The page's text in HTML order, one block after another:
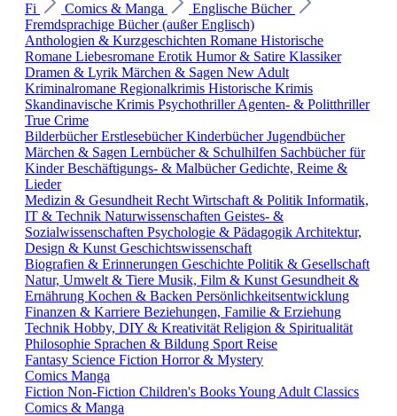
Fi
Comics & Manga
Englische Bücher
Fremdsprachige Bücher (außer Englisch)
Anthologien & Kurzgeschichten Romane Historische
Romane Liebesromane Erotik Humor & Satire Klassiker
Dramen & Lyrik Märchen & Sagen New Adult
Kriminalromane Regionalkrimis Historische Krimis
Skandinavische Krimis PsychothrillerAgenten- & Politthriller
True Crime
BilderbücherErstlesebücherKinderbücherJugendbücher
Märchen & Sagen Lernbücher & Schulhilfen Sachbücher für
KinderBeschäftigungs- & MalbücherGedichte, Reime &
Lieder
Medizin & Gesundheit Recht Wirtschaft & Politik Informatik,
IT & Technik Naturwissenschaften Geistes- &
Sozialwissenschaften Psychologie & Pädagogik Architektur,
Design & Kunst Geschichtswissenschaft
Biografien & Erinnerungen Geschichte Politik & Gesellschaft
Natur, Umwelt & Tiere Musik, Film & Kunst Gesundheit &
Ernährung Kochen & Backen Persönlichkeitsentwicklung
Finanzen & Karriere Beziehungen, Familie & Erziehung
Technik Hobby, DIY & Kreativität Religion & Spiritualität
Philosophie Sprachen & Bildung Sport Reise
Fantasy Science Fiction Horror & Mystery
Comics Manga
Fiction Non-Fiction Children's BooksYoung Adult Classics
Comics & Manga